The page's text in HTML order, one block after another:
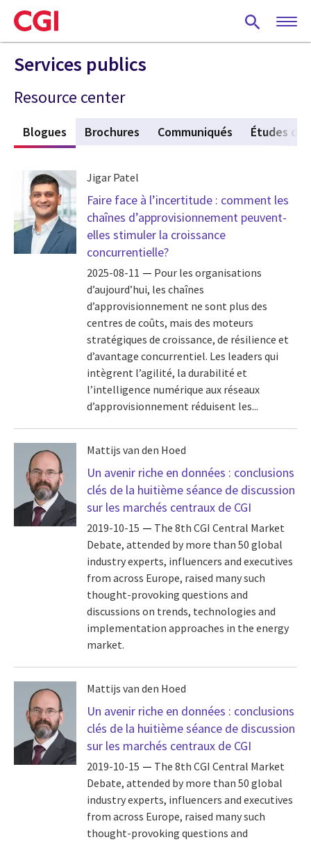
Skip
to
main
content
Services publics
Resource center
Blogues (active tab)
Brochures Communiqués Études de
Jigar Patel
Faire face à l’incertitude : comment les
chaînes d’approvisionnement peuvent-
elles stimuler la croissance
concurrentielle?
2025-08-11
Pour les organisations
d’aujourd’hui, les chaînes
d’approvisionnement ne sont plus des
centres de coûts, mais des moteurs
stratégiques de croissance, de résilience et
d’avantage concurrentiel. Les leaders qui
intègrent l’agilité, la durabilité et
l’intelligence numérique aux réseaux
d’approvisionnement réduisent les...
Mattijs van den Hoed
Un avenir riche en données : conclusions
clés de la huitième séance de discussion
sur les marchés centraux de CGI
2019-10-15
The 8th CGI Central Market
Debate, attended by more than 50 global
industry experts, influencers and executives
from across Europe, raised many such
thought-provoking questions and
discussions on trends, technologies and
implementation approaches in the energy
market.
Mattijs van den Hoed
Un avenir riche en données : conclusions
clés de la huitième séance de discussion
sur les marchés centraux de CGI
2019-10-15
The 8th CGI Central Market
Debate, attended by more than 50 global
industry experts, influencers and executives
from across Europe, raised many such
thought-provoking questions and